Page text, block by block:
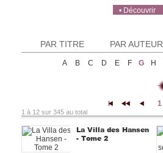
• Découvrir
PAR TITRE PAR AUTEUR
A B C D E F G H
1
1 à 12 sur 345 au total
La Villa des Hansen
- Tome 2